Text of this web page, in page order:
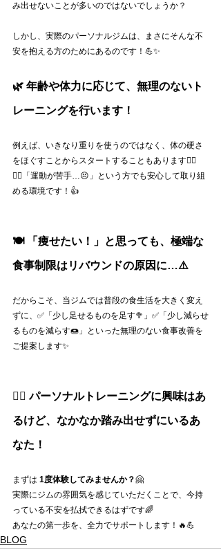
み出せないことが多いのではないでしょうか？
しかし、実際のパーソナルジムは、まさにそんな不
安を抱える方のためにあるのです！💪✨
🌿 年齢や体力に応じて、無理のないト
レーニングを行います！
例えば、いきなり重りを使うのではなく、体の硬さ
をほぐすことからスタートすることもあります🧘‍♂️
💆‍♀️「運動が苦手…😣」という方でも安心して取り組
める環境です！👍
🍽 「痩せたい！」と思っても、極端な
食事制限はリバウンドの原因に…⚠️
だからこそ、当ジムでは普段の食生活を大きく変え
ずに、✅「少し足せるものを足す🥦」✅「少し減らせ
るものを減らす🍩」といった無理のない食事改善を
ご提案します✨
🏋️‍♂️ パーソナルトレーニングに興味はあ
るけど、なかなか踏み出せずにいるあ
なた！
まずは 1度体験してみませんか？🤗
実際にジムの雰囲気を感じていただくことで、今持
っている不安を払拭できるはずです🌈
あなたの第一歩を、全力でサポートします！🔥💪
BLOG